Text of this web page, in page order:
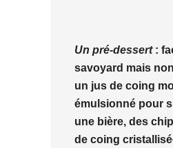
Un pré-dessert :
savoyard mais
un jus de coing
émulsionné pour
une bière, des
de coing